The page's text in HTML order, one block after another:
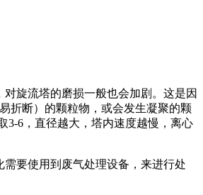
旋流塔的磨损一般也会加剧。这是因
折断）的颗粒物，或会发生凝聚的颗
3-6，直径越大，塔内速度越慢，离心
要使用到废气处理设备，来进行处